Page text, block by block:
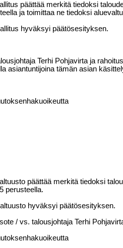
päättää merkitä tiedoksi
ja toimittaa ne tiedoksi
hyväksyi päätösesityksen.
Terhi Pohjavirta ja
asiantuntijoina tämän asian
päättää merkitä tiedoksi
perusteella.
hyväksyi päätösesityksen.
/ vs. talousjohtaja Terhi